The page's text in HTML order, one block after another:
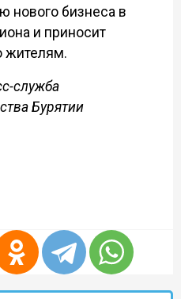
нового бизнеса в
и приносит
жителям.
служба
Бурятии